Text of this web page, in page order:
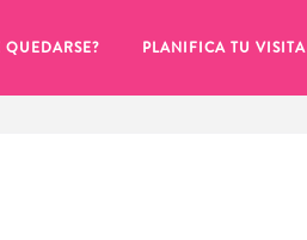
QUEDARSE? PLANIFICA TU VISITA